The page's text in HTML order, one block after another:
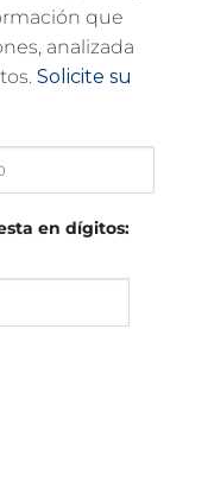
que
analizada
Solicite su
en dígitos: